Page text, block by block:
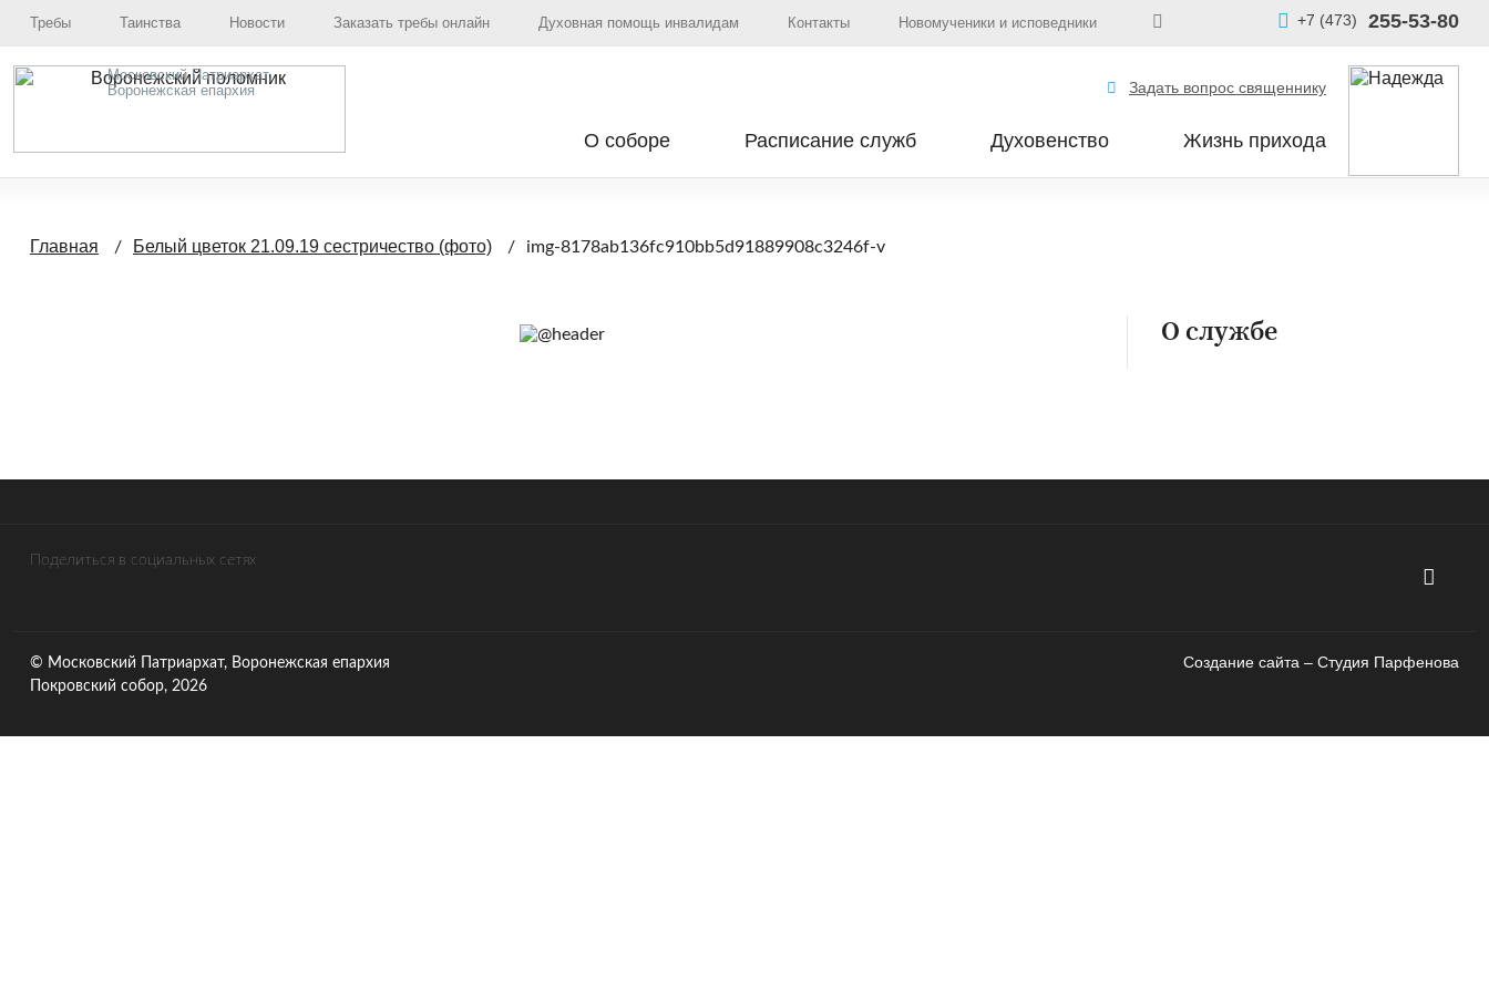
Требы Таинства Новости Заказать требы онлайн Духовная помощь инвалидам Контакты Новомученики и исповедники +7 (473) 255-53-80
Московский Патриархат,
Воронежская епархия
Задать вопрос священнику
О соборе Расписание служб Духовенство Жизнь прихода
Главная Белый цветок 21.09.19 сестричество (фото) img-8178ab136fc910bb5d91889908c3246f-v
О службе
Поделиться в социальных сетях
© Московский Патриархат, Воронежcкая епархия
Покровский собор, 2026
Создание сайта – Cтудия Парфенова